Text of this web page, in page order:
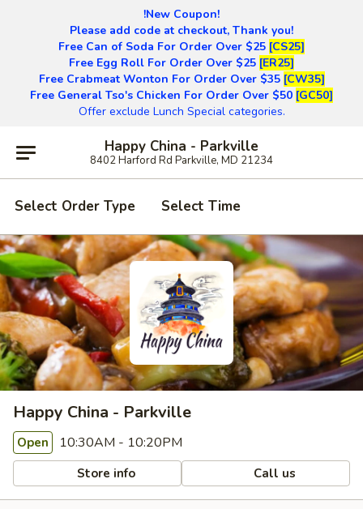
!New Coupon!
Please add code at checkout, Thank you!
Free Can of Soda For Order Over $25 [CS25]
Free Egg Roll For Order Over $25 [ER25]
Free Crabmeat Wonton For Order Over $35 [CW35]
Free General Tso's Chicken For Order Over $50 [GC50]
Offer exclude Lunch Special categories.
Happy China - Parkville
8402 Harford Rd Parkville, MD 21234
Select Order Type Select Time
Happy China - Parkville
Open 10:30AM - 10:20PM
Store info Call us